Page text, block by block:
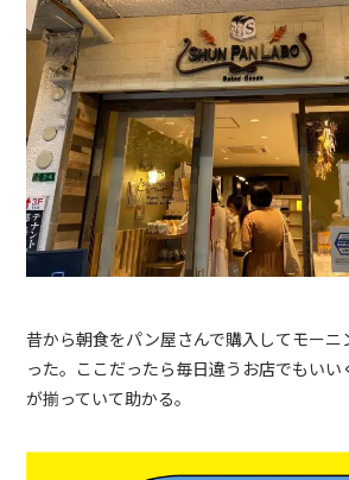
昔から朝食をパン屋さんで購入してモーニ
った。ここだったら毎日違うお店でもい
が揃っていて助かる。